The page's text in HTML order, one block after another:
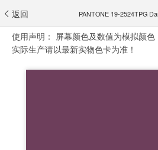
返回 PANTONE 19-2524TPG
使用声明： 屏幕颜色及数值为模拟颜色
实际生产请以最新实物色卡为准！